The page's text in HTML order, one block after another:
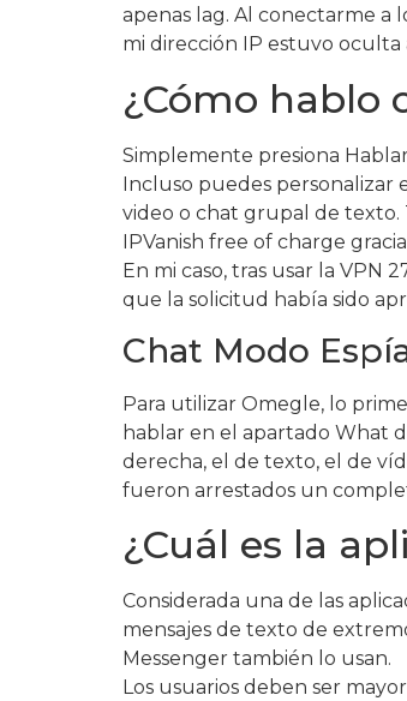
apenas lag. Al conectarme a
mi dirección IP estuvo
¿Cómo hablo
Simplemente presiona
Incluso puedes personalizar
video o chat grupal de
IPVanish free of charge
En mi caso, tras usar la VPN
que la solicitud había sido
Chat Modo
Para utilizar Omegle, lo
hablar en el apartado What
derecha, el de texto, el de
fueron arrestados un
¿Cuál es la
Considerada una de las
mensajes de texto de
Messenger también lo usan.
Los usuarios deben ser